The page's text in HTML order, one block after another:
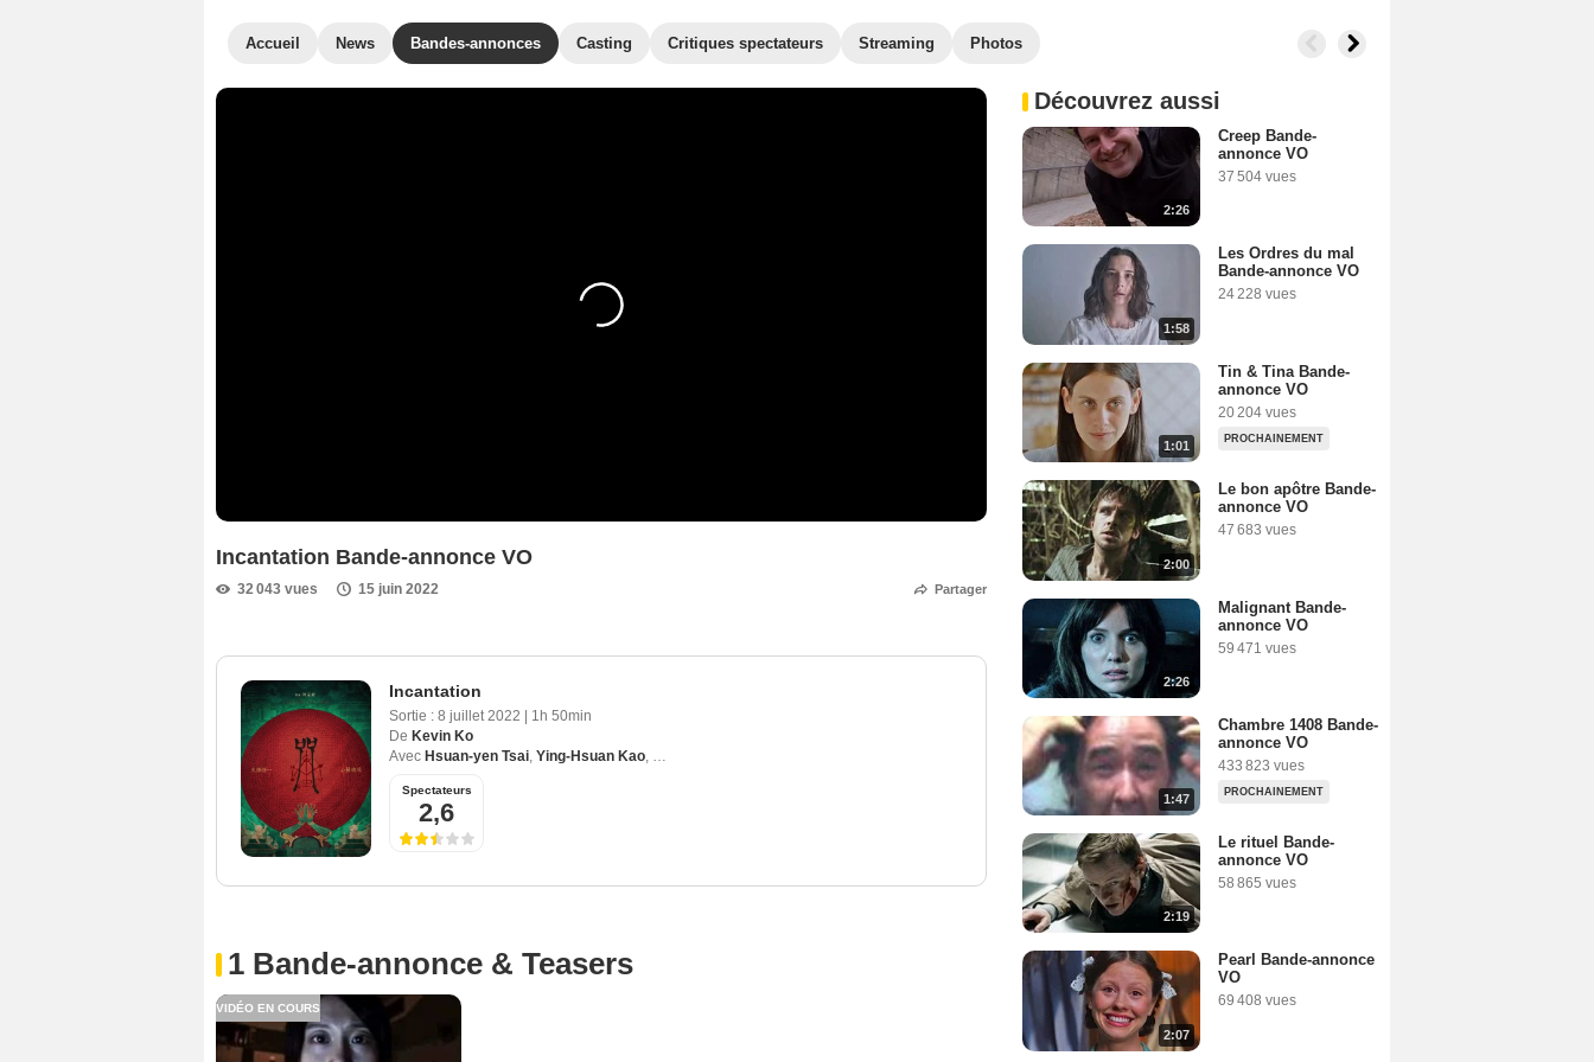
Accueil News Bandes-annonces Casting Critiques spectateurs Streaming Photos
Incantation Bande-annonce VO
32 043 vues 15 juin 2022 Partager
Incantation
Sortie : 8 juillet 2022
1h 50min
De Kevin Ko
Avec Hsuan-yen Tsai, Ying-Hsuan Kao, Sean Lin
Spectateurs
2,6
1 Bande-annonce & Teasers
VIDÉO EN COURS
Découvrez aussi
2:26
Creep Bande-
annonce VO
37 504 vues
1:58
Les Ordres du mal
Bande-annonce VO
24 228 vues
1:01
Tin & Tina Bande-
annonce VO
20 204 vues
PROCHAINEMENT
2:00
Le bon apôtre Bande-
annonce VO
47 683 vues
2:26
Malignant Bande-
annonce VO
59 471 vues
1:47
Chambre 1408 Bande-
annonce VO
433 823 vues
PROCHAINEMENT
2:19
Le rituel Bande-
annonce VO
58 865 vues
2:07
Pearl Bande-annonce
VO
69 408 vues